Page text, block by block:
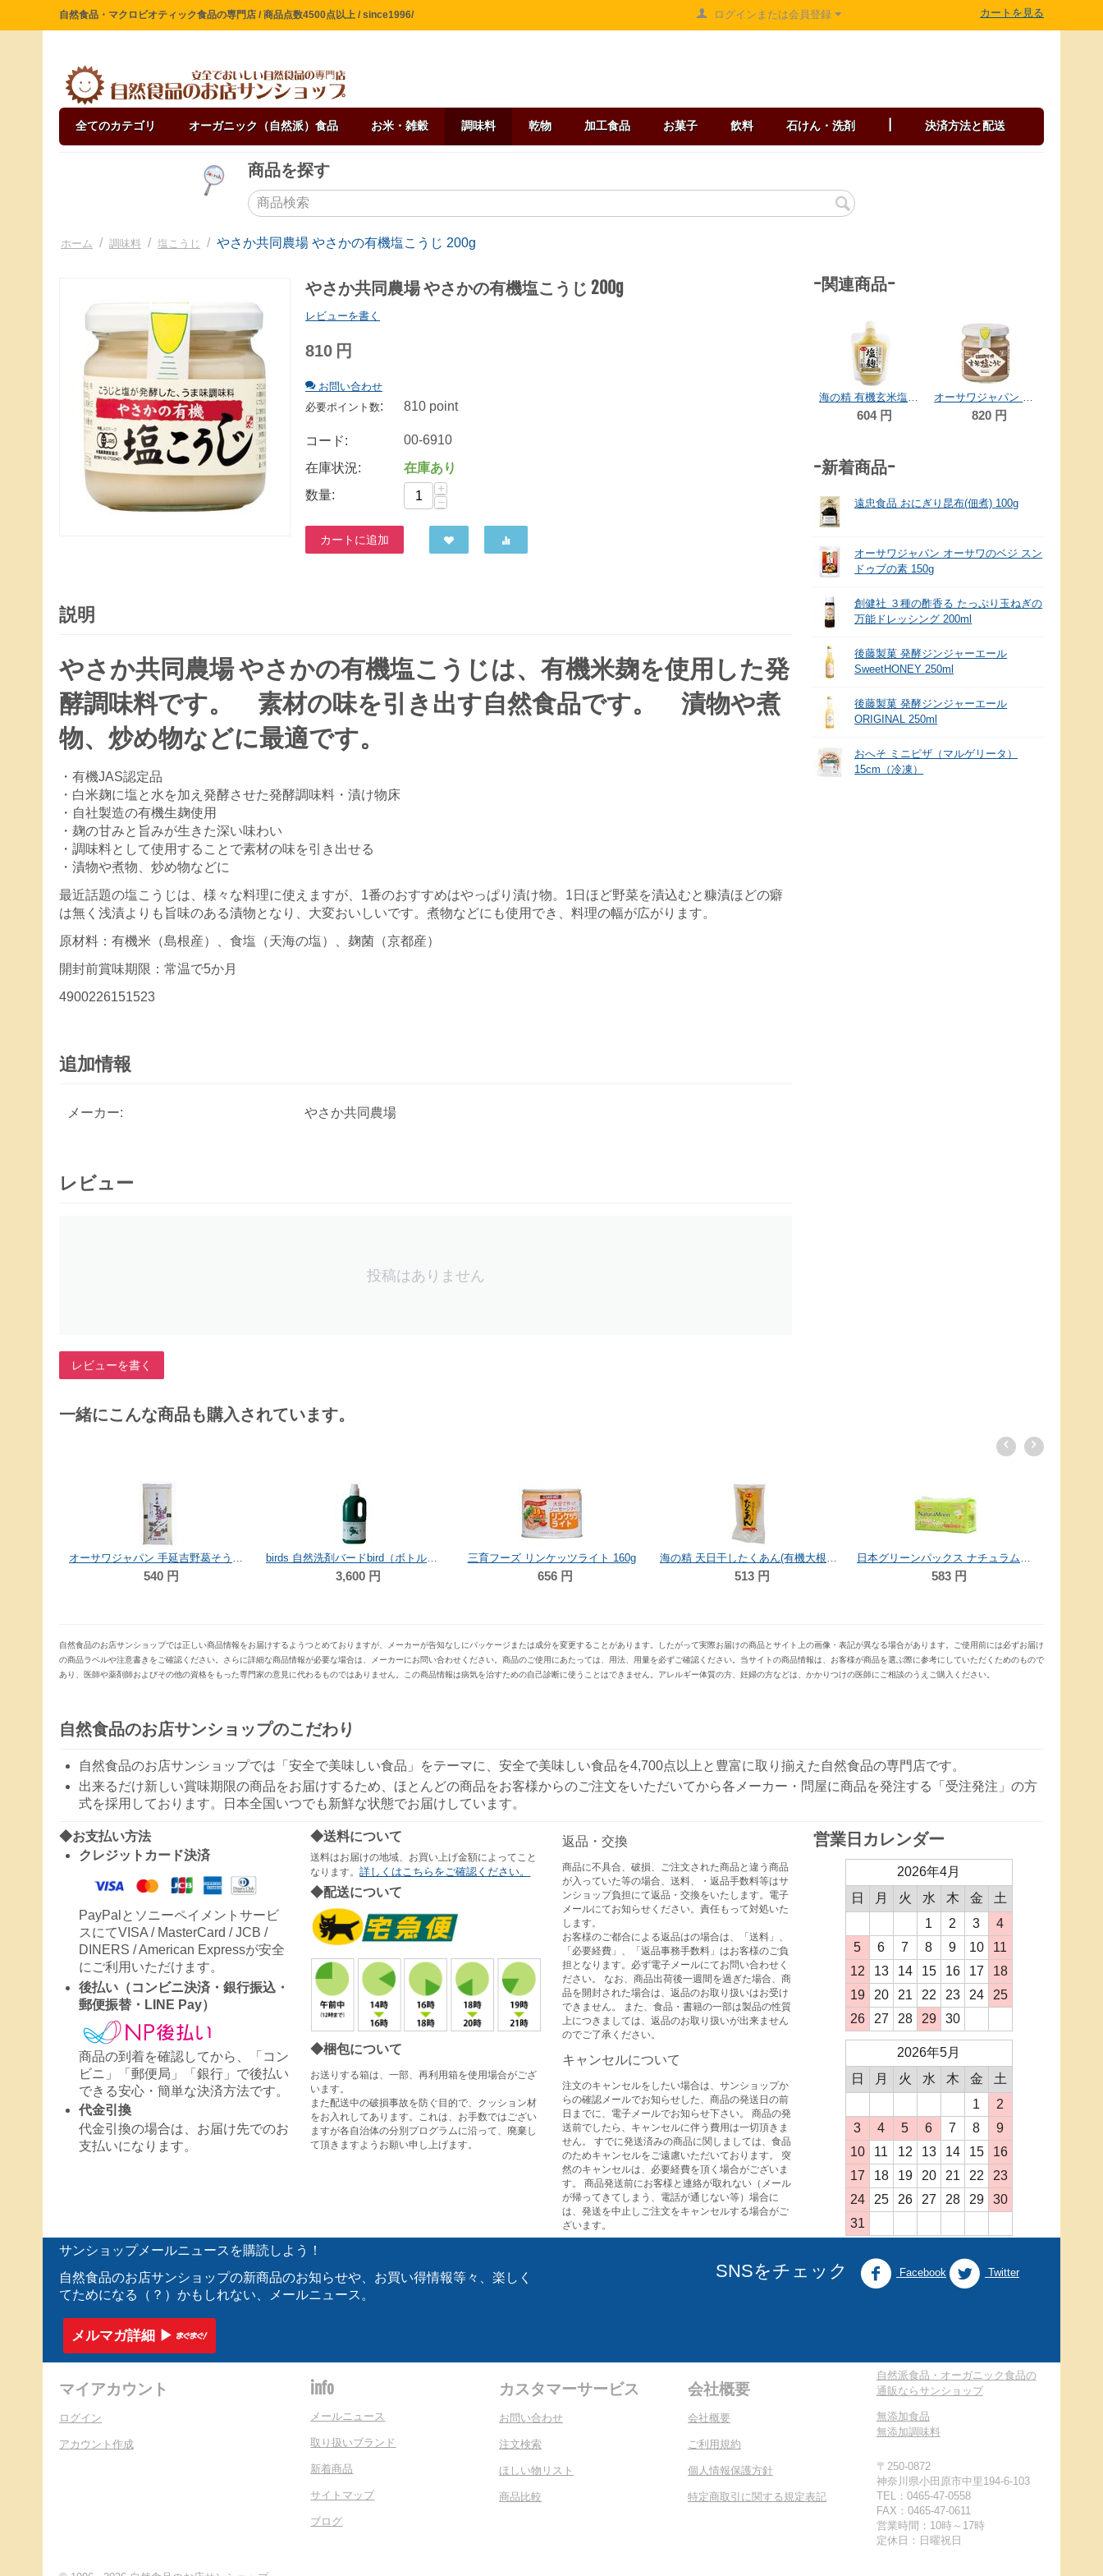
自然食品・マクロビオティック食品の専門店 / 商品点数4500点以上 / since1996/ ログインまたは会員登録 カートを見る
全てのカテゴリ オーガニック（自然派）食品 お米・雑穀 調味料 乾物 加工食品 お菓子 飲料 石けん・洗剤 決済方法と配送
商品を探す
ホーム / 調味料 / 塩こうじ / やさか共同農場 やさかの有機塩こうじ 200g
やさか共同農場 やさかの有機塩こうじ 200g
レビューを書く
810 円
お問い合わせ
必要ポイント数: 810 point
コード:
00-6910
在庫状況:
在庫あり
数量:
+
−
カートに追加
説明
やさか共同農場 やさかの有機塩こうじは、有機米麹を使用した発
酵調味料です。 素材の味を引き出す自然食品です。 漬物や煮
物、炒め物などに最適です。
・有機JAS認定品
・白米麹に塩と水を加え発酵させた発酵調味料・漬け物床
・自社製造の有機生麹使用
・麹の甘みと旨みが生きた深い味わい
・調味料として使用することで素材の味を引き出せる
・漬物や煮物、炒め物などに
最近話題の塩こうじは、様々な料理に使えますが、1番のおすすめはやっぱり漬け物。1日ほど野菜を漬込むと糠漬ほどの癖
は無く浅漬よりも旨味のある漬物となり、大変おいしいです。煮物などにも使用でき、料理の幅が広がります。
原材料：有機米（島根産）、食塩（天海の塩）、麹菌（京都産）
開封前賞味期限：常温で5か月
4900226151523
追加情報
メーカー: やさか共同農場
レビュー
投稿はありません
レビューを書く
-関連商品-
海の精 有機玄米塩麹 170g
604 円
オーサワジャパン オーサワの有機玄米塩こうじ 200g
820 円
-新着商品-
遠忠食品 おにぎり昆布(佃煮) 100g
オーサワジャパン オーサワのベジ スン
ドゥブの素 150g
創健社 ３種の酢香る たっぷり玉ねぎの
万能ドレッシング 200ml
後藤製菓 発酵ジンジャーエール
SweetHONEY 250ml
後藤製菓 発酵ジンジャーエール
ORIGINAL 250ml
おへそ ミニピザ（マルゲリータ）
15cm（冷凍）
一緒にこんな商品も購入されています。
3,600
三育フーズ リンケッツライト 160g
656 513 583
972 円
自然食品のお店サンショップでは正しい商品情報をお届けするようつとめておりますが、メーカーが告知なしにパッケージまたは成分を変更することがあります。したがって実際お届けの商品とサイト上の画像・表記が異なる場合があります。ご使用前には必ずお届け
の商品ラベルや注意書きをご確認ください。さらに詳細な商品情報が必要な場合は、メーカーにお問い合わせください。商品のご使用にあたっては、用法、用量を必ずご確認ください。当サイトの商品情報は、お客様が商品を選ぶ際に参考にしていただくためのもので
あり、医師や薬剤師およびその他の資格をもった専門家の意見に代わるものではありません。この商品情報は病気を治すための自己診断に使うことはできません。アレルギー体質の方、妊婦の方などは、かかりつけの医師にご相談のうえご購入ください。
自然食品のお店サンショップのこだわり
自然食品のお店サンショップでは「安全で美味しい食品」をテーマに、安全で美味しい食品を4,700点以上と豊富に取り揃えた自然食品の専門店です。
出来るだけ新しい賞味期限の商品をお届けするため、ほとんどの商品をお客様からのご注文をいただいてから各メーカー・問屋に商品を発注する「受注発注」の方
式を採用しております。日本全国いつでも新鮮な状態でお届けしています。
◆お支払い方法
クレジットカード決済
PayPalとソニーペイメントサービ
スにてVISA / MasterCard / JCB /
DINERS / American Expressが安全
にご利用いただけます。
後払い（コンビニ決済・銀行振込・
郵便振替・LINE Pay）
商品の到着を確認してから、「コン
ビニ」「郵便局」「銀行」で後払い
できる安心・簡単な決済方法です。
代金引換
代金引換の場合は、お届け先でのお
支払いになります。
◆送料について
送料はお届けの地域、お買い上げ金額によってこと
なります。詳しくはこちらをご確認ください。
◆配送について
◆梱包について
お送りする箱は、一部、再利用箱を使用場合がござ
います。
また配送中の破損事故を防ぐ目的で、クッション材
をお入れしてあります。これは、お手数ではござい
ますが各自治体の分別プログラムに沿って、廃棄し
て頂きますようお願い申し上げます。
返品・交換
商品に不具合、破損、ご注文された商品と違う商品
が入っていた等の場合、送料、・返品手数料等はサ
ンショップ負担にて返品・交換をいたします。電子
メールにてお知らせください。責任もって対処いた
します。
お客様のご都合による返品はの場合は、「送料」、
「必要経費」、「返品事務手数料」はお客様のご負
担となります。必ず電子メールにてお問い合わせく
ださい。 なお、商品出荷後一週間を過ぎた場合、商
品を開封された場合は、返品のお取り扱いはお受け
できません。 また、食品・書籍の一部は製品の性質
上につきましては、返品のお取り扱いが出来ません
のでご了承ください。
キャンセルについて
注文のキャンセルをしたい場合は、サンショップか
らの確認メールでお知らせした、商品の発送日の前
日までに、電子メールでお知らせ下さい。 商品の発
送前でしたら、キャンセルに伴う費用は一切頂きま
せん。 すでに発送済みの商品に関しましては、食品
のためキャンセルをご遠慮いただいております。 突
然のキャンセルは、必要経費を頂く場合がございま
す。 商品発送前にお客様と連絡が取れない（メール
が帰ってきてしまう、電話が通じない等）場合に
は、発送を中止しご注文をキャンセルする場合がご
ざいます。
営業日カレンダー
2026年4月
日
月 火 水 木 金
土
1
2 3
4
5
6 7 8 9 10
11
12
13 14 15 16 17
18
19
20 21 22 23 24
25
26
27 28 29 30
2026年5月
日
月 火 水 木 金
土
1
2
3
4 5 6 7 8
9
10
11 12 13 14 15
16
17
18 19 20 21 22
23
24
25 26 27 28 29
30
31
サンショップメールニュースを購読しよう！
自然食品のお店サンショップの新商品のお知らせや、お買い得情報等々、楽しく
てためになる（？）かもしれない、メールニュース。
メルマガ詳細 ▶︎
SNSをチェック Facebook Twitter
マイアカウント
ログイン
アカウント作成
info
メールニュース
取り扱いブランド
新着商品
サイトマップ
ブログ
カスタマーサービス
お問い合わせ
注文検索
ほしい物リスト
商品比較
会社概要
会社概要
ご利用規約
個人情報保護方針
特定商取引に関する規定表記
自然派食品・オーガニック食品の
通販ならサンショップ
無添加食品
無添加調味料
〒250-0872
神奈川県小田原市中里194-6-103
TEL：0465-47-0558
FAX：0465-47-0611
営業時間：10時～17時
定休日：日曜祝日